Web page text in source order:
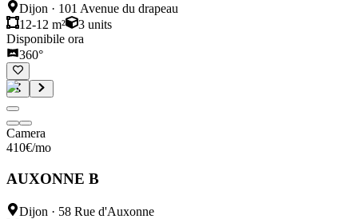
Dijon · 101 Avenue du drapeau
12-12 m²
3 units
Disponibile ora
360°
Camera
410€/mo
AUXONNE B
Dijon · 58 Rue d'Auxonne